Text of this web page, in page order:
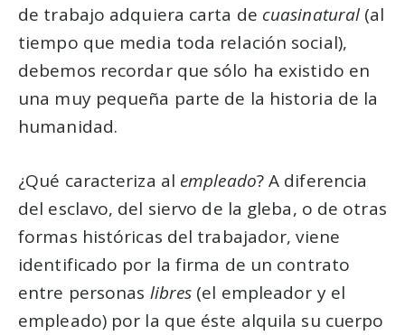
de trabajo adquiera carta de cuasinatural (al
tiempo que media toda relación social),
debemos recordar que sólo ha existido en
una muy pequeña parte de la historia de la
humanidad.
¿Qué caracteriza al empleado? A diferencia
del esclavo, del siervo de la gleba, o de otras
formas históricas del trabajador, viene
identificado por la firma de un contrato
entre personas libres (el empleador y el
empleado) por la que éste alquila su cuerpo